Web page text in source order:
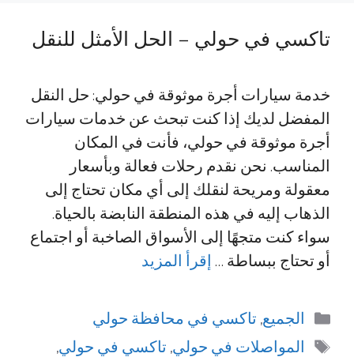
تاكسي في حولي – الحل الأمثل للنقل
خدمة سيارات أجرة موثوقة في حولي: حل النقل
المفضل لديك إذا كنت تبحث عن خدمات سيارات
أجرة موثوقة في حولي، فأنت في المكان
المناسب. نحن نقدم رحلات فعالة وبأسعار
معقولة ومريحة لنقلك إلى أي مكان تحتاج إلى
الذهاب إليه في هذه المنطقة النابضة بالحياة.
سواء كنت متجهًا إلى الأسواق الصاخبة أو اجتماع
أو تحتاج ببساطة … إقرأ المزيد
التصنيفات
الجميع, تاكسي في محافظة حولي
الوسوم
المواصلات في حولي, تاكسي في حولي,